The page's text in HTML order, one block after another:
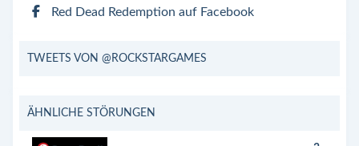
Red Dead Redemption auf Facebook
TWEETS VON @ROCKSTARGAMES
ÄHNLICHE STÖRUNGEN